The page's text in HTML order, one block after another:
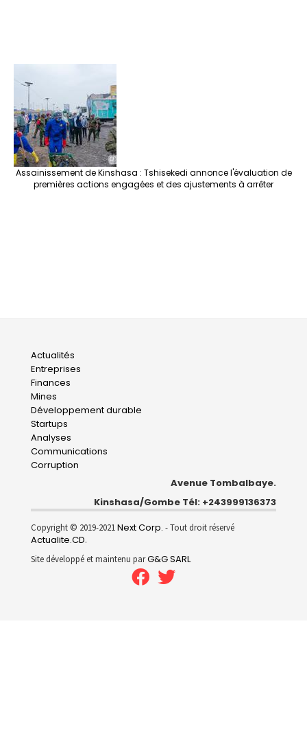
Assainissement de Kinshasa : Tshisekedi annonce l'évaluation de
premières actions engagées et des ajustements à arrêter
Main
navigation
Actualités
Entreprises
Finances
Mines
Développement durable
Startups
Analyses
Communications
Corruption
Avenue Tombalbaye.
Kinshasa/Gombe Tél: +243999136373
Copyright © 2019-2021Next Corp. - Tout droit réservé
Actualite.CD.
Site développé et maintenu parG&G SARL